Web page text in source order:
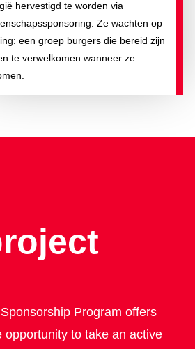
hervestigd te worden via
Ze wachten op
een groep burgers die bereid zijn
te verwelkomen wanneer ze
Program offers
opportunity to take an active